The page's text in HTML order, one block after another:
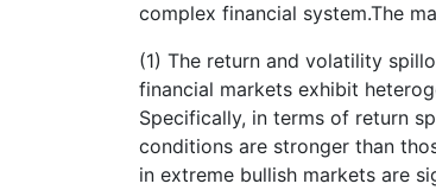
complex financial system.The
(1) The return and volatility
financial markets exhibit
Specifically, in terms of return
conditions are stronger than
in extreme bullish markets are